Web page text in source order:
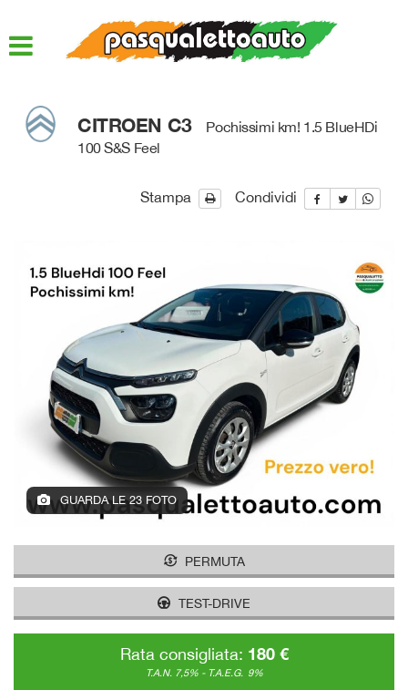
ACQUISTIAMO USATO
DICONO DI NOI
CONTATTI
CITROEN C3
Pochissimi km! 1.5 BlueHDi
100 S&S Feel
Stampa Condividi
GUARDA LE 23 FOTO
PERMUTA
TEST-DRIVE
Rata consigliata: 180 €
T.A.N. 7,5% - T.A.E.G. 9%